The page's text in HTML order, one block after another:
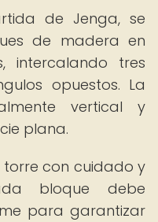
de Jenga, se
de madera en
intercalando tres
opuestos. La
vertical y
plana.
torre con cuidado y
bloque debe
para garantizar